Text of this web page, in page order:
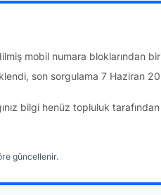
mobil numara bloklarından
son sorgulama 7 Haziran
bilgi henüz topluluk
güncellenir.